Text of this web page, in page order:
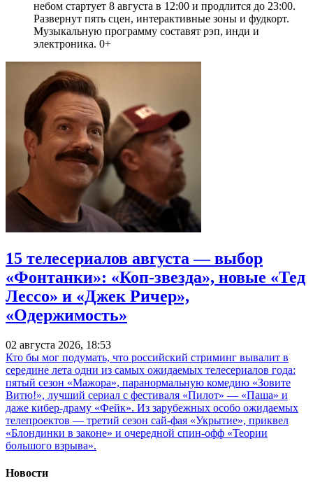
небом стартует 8 августа в 12:00 и продлится до 23:00.
Развернут пять сцен, интерактивные зоны и фудкорт.
Музыкальную программу составят рэп, инди и
электроника. 0+
15 телесериалов августа — выбор
«Фонтанки»: «Коп-звезда», новые «Тед
Лессо» и «Джек Ричер»,
«Одержимость»
02 августа 2026, 18:53
Кто бы мог подумать, что российский стриминг вывалит в
середине лета одни из самых ожидаемых телесериалов года:
пятый сезон «Мажора», паранормальную комедию «Зовите
Витю!», лучший сериал с фестиваля «Пилот» — «Паша» и
даже кибер-драму «Фейк». Из зарубежных особо ожидаемых
телепроектов — третий сезон сай-фая «Укрытие», приквел
«Блондинки в законе» и очередной спин-офф «Теории
большого взрыва».
Новости